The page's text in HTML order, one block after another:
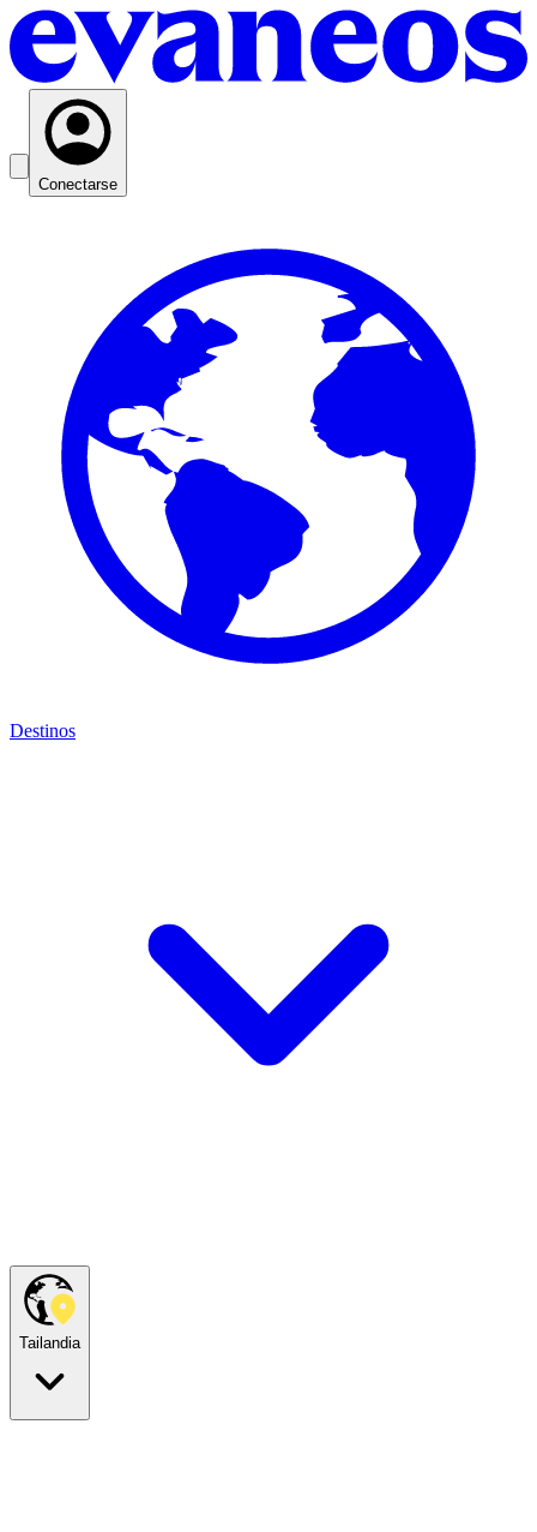
Conectarse
Destinos
Tailandia